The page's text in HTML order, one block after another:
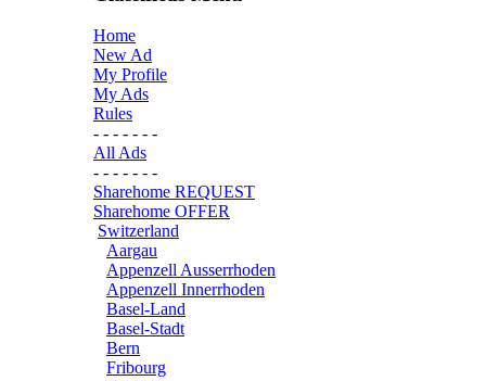
Home
New Ad
My Profile
My Ads
Rules
- - - - - - -
All Ads
- - - - - - -
Sharehome REQUEST
Sharehome OFFER
Switzerland
Aargau
Appenzell Ausserrhoden
Appenzell Innerrhoden
Basel-Land
Basel-Stadt
Bern
Fribourg